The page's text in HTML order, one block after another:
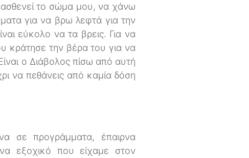
το σώμα μου, να χάνω
για να βρω λεφτά για την
εύκολο να τα βρεις. Για να
κράτησε την βέρα του για να
ο Διάβολος πίσω από αυτή
να πεθάνεις από καμία δόση
σε προγράμματα, έπαιρνα
εξοχικό που είχαμε στον